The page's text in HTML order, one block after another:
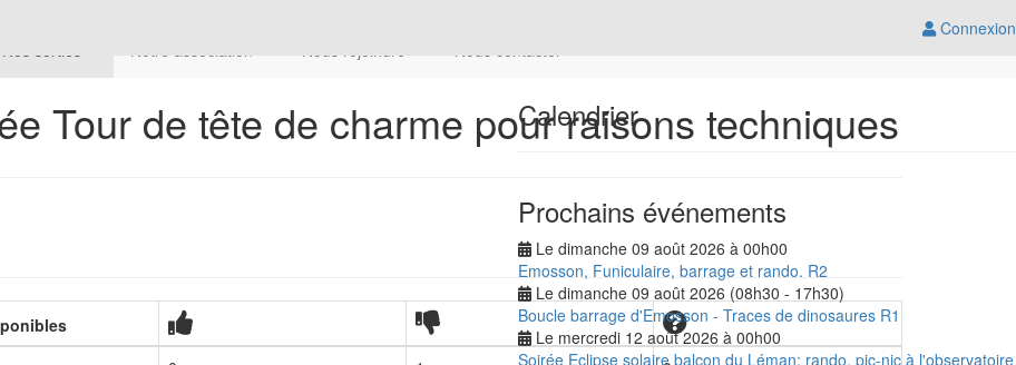
Connexion
Nos sorties Notre association Nous rejoindre Nous contacter
Tour de tête de charme pour raisons techniques
Calendrier
Prochains événements
Le dimanche 09 août 2026 à 00h00
Emosson, Funiculaire, barrage et rando. R2
Le dimanche 09 août 2026 (08h30 - 17h30)
Boucle barrage d'Emosson - Traces de dinosaures R1
Le mercredi 12 août 2026 à 00h00
Soirée Eclipse solaire balcon du Léman: rando, pic-nic à